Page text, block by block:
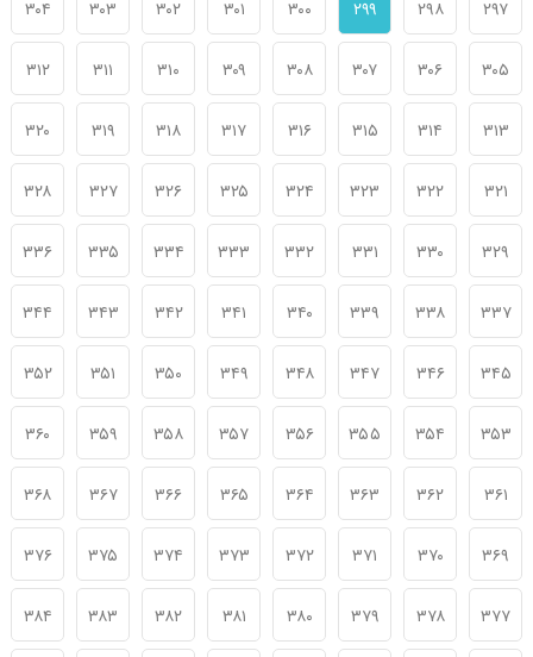
۲۹۷ ۲۹۸ ۲۹۹ ۳۰۰ ۳۰۱ ۳۰۲ ۳۰۳ ۳۰۴
۳۰۵ ۳۰۶ ۳۰۷ ۳۰۸ ۳۰۹ ۳۱۰ ۳۱۱ ۳۱۲
۳۱۳ ۳۱۴ ۳۱۵ ۳۱۶ ۳۱۷ ۳۱۸ ۳۱۹ ۳۲۰
۳۲۱ ۳۲۲ ۳۲۳ ۳۲۴ ۳۲۵ ۳۲۶ ۳۲۷ ۳۲۸
۳۲۹ ۳۳۰ ۳۳۱ ۳۳۲ ۳۳۳ ۳۳۴ ۳۳۵ ۳۳۶
۳۳۷ ۳۳۸ ۳۳۹ ۳۴۰ ۳۴۱ ۳۴۲ ۳۴۳ ۳۴۴
۳۴۵ ۳۴۶ ۳۴۷ ۳۴۸ ۳۴۹ ۳۵۰ ۳۵۱ ۳۵۲
۳۵۳ ۳۵۴ ۳۵۵ ۳۵۶ ۳۵۷ ۳۵۸ ۳۵۹ ۳۶۰
۳۶۱ ۳۶۲ ۳۶۳ ۳۶۴ ۳۶۵ ۳۶۶ ۳۶۷ ۳۶۸
۳۶۹ ۳۷۰ ۳۷۱ ۳۷۲ ۳۷۳ ۳۷۴ ۳۷۵ ۳۷۶
۳۷۷ ۳۷۸ ۳۷۹ ۳۸۰ ۳۸۱ ۳۸۲ ۳۸۳ ۳۸۴